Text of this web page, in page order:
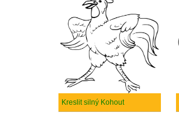
Kreslit silný Kohout